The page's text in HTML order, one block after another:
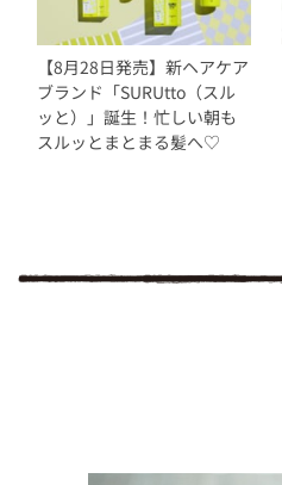
【8月28日発売】新ヘアケア
ブランド「SURUtto（スル
ッと）」誕生！忙しい朝も
スルッとまとまる髪へ♡